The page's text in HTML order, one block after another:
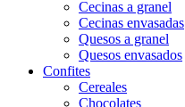
Cecinas a granel
Cecinas envasadas
Quesos a granel
Quesos envasados
Confites
Cereales
Chocolates